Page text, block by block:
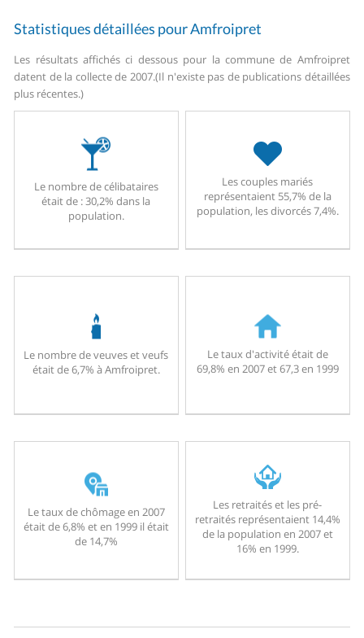
Statistiques détaillées pour Amfroipret
Les résultats affichés ci dessous pour la commune de Amfroipret
datent de la collecte de 2007.(Il n'existe pas de publications détaillées
plus récentes.)
Le nombre de célibataires
était de : 30,2% dans la
population.
Les couples mariés
représentaient 55,7% de la
population, les divorcés 7,4%.
Le nombre de veuves et veufs
était de 6,7% à Amfroipret.
Le taux d'activité était de
69,8% en 2007 et 67,3 en 1999
Le taux de chômage en 2007
était de 6,8% et en 1999 il était
de 14,7%
Les retraités et les pré-
retraités représentaient 14,4%
de la population en 2007 et
16% en 1999.